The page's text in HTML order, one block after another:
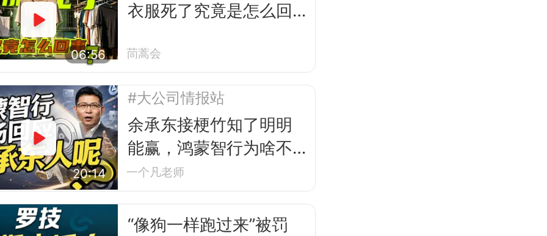
06:56
衣服死了究竟是怎么回
茼蒿会
20:14
#大公司情报站
余承东接梗竹知了明明
能赢，鸿蒙智行为啥不
让？
一个凡老师
“像狗一样跑过来”被罚